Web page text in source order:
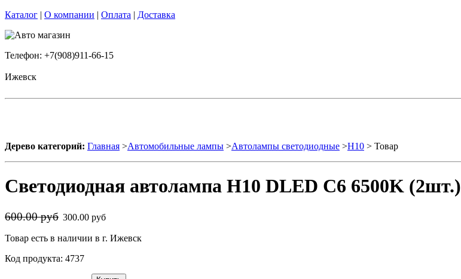
Каталог | О компании | Оплата | Доставка
Телефон: +7(908)911-66-15
Ижевск
Дерево категорий: Главная >Автомобильные лампы >Автолампы светодиодные >H10 > Товар
Светодиодная автолампа H10 DLED C6 6500K (2шт.)
600.00 руб 300.00 руб
Товар есть в наличии в г. Ижевск
Код продукта: 4737